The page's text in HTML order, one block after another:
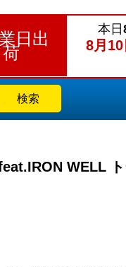
日出
荷
本日
8月10
検索
WELL